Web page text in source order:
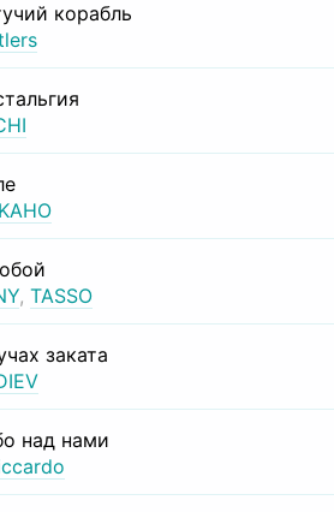
корабль
, TASSO
заката
над нами